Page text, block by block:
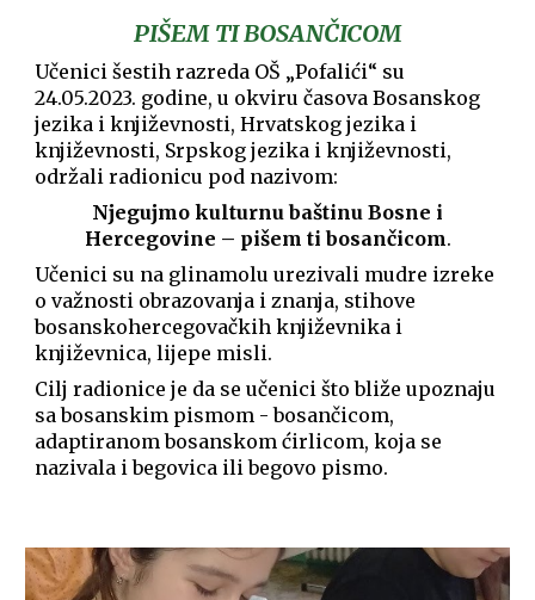
PIŠEM TI BOSANČICOM
Učenici šestih razreda OŠ „Pofalići“ su
24.05.2023. godine, u okviru časova Bosanskog
jezika i književnosti, Hrvatskog jezika i
književnosti, Srpskog jezika i književnosti,
održali radionicu pod nazivom:
Njegujmo kulturnu baštinu Bosne i
Hercegovine – pišem ti bosančicom.
Učenici su na glinamolu urezivali mudre izreke
o važnosti obrazovanja i znanja, stihove
bosanskohercegovačkih književnika i
književnica, lijepe misli.
Cilj radionice je da se učenici što bliže upoznaju
sa bosanskim pismom - bosančicom,
adaptiranom bosanskom ćirlicom, koja se
nazivala i begovica ili begovo pismo.